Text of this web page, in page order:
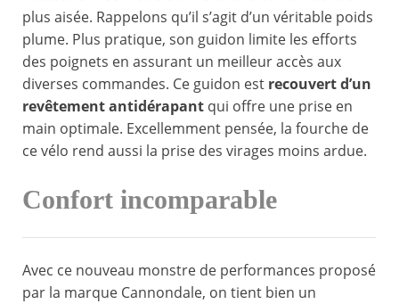
plus aisée. Rappelons qu’il s’agit d’un véritable poids
plume. Plus pratique, son guidon limite les efforts
des poignets en assurant un meilleur accès aux
diverses commandes. Ce guidon est recouvert d’un
revêtement antidérapant qui offre une prise en
main optimale. Excellemment pensée, la fourche de
ce vélo rend aussi la prise des virages moins ardue.
Confort incomparable
Avec ce nouveau monstre de performances proposé
par la marque Cannondale, on tient bien un